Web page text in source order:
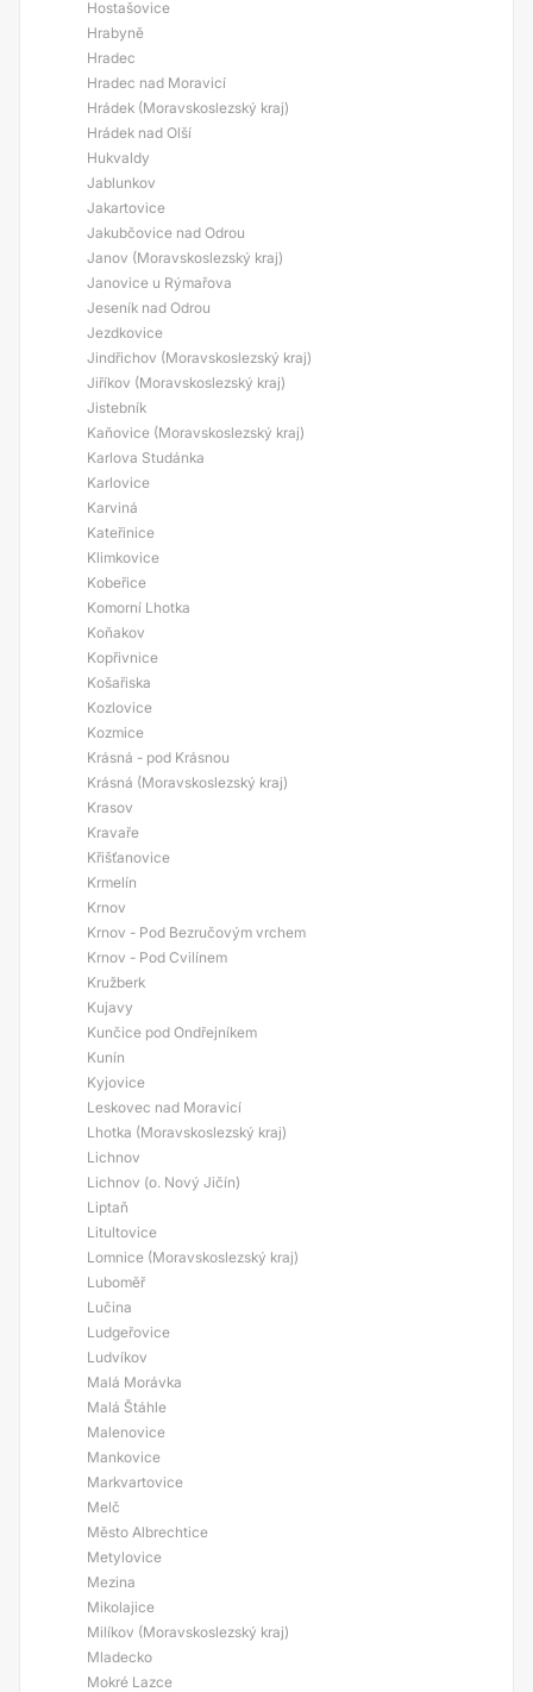
Hostašovice
Hrabyně
Hradec
Hradec nad Moravicí
Hrádek (Moravskoslezský kraj)
Hrádek nad Olší
Hukvaldy
Jablunkov
Jakartovice
Jakubčovice nad Odrou
Janov (Moravskoslezský kraj)
Janovice u Rýmařova
Jeseník nad Odrou
Jezdkovice
Jindřichov (Moravskoslezský kraj)
Jiříkov (Moravskoslezský kraj)
Jistebník
Kaňovice (Moravskoslezský kraj)
Karlova Studánka
Karlovice
Karviná
Kateřinice
Klimkovice
Kobeřice
Komorní Lhotka
Koňakov
Kopřivnice
Košařiska
Kozlovice
Kozmice
Krásná - pod Krásnou
Krásná (Moravskoslezský kraj)
Krasov
Kravaře
Křišťanovice
Krmelín
Krnov
Krnov - Pod Bezručovým vrchem
Krnov - Pod Cvilínem
Kružberk
Kujavy
Kunčice pod Ondřejníkem
Kunín
Kyjovice
Leskovec nad Moravicí
Lhotka (Moravskoslezský kraj)
Lichnov
Lichnov (o. Nový Jičín)
Liptaň
Litultovice
Lomnice (Moravskoslezský kraj)
Luboměř
Lučina
Ludgeřovice
Ludvíkov
Malá Morávka
Malá Štáhle
Malenovice
Mankovice
Markvartovice
Melč
Město Albrechtice
Metylovice
Mezina
Mikolajice
Milíkov (Moravskoslezský kraj)
Mladecko
Mokré Lazce